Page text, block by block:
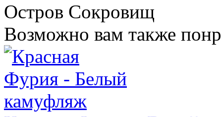
Остров Сокровищ
Возможно вам также